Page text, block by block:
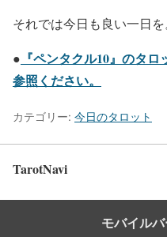
それでは今日も良い一日を
● 『ペンタクル10』のタ
参照ください。
カテゴリー: 今日のタロット
TarotNavi
モバイル